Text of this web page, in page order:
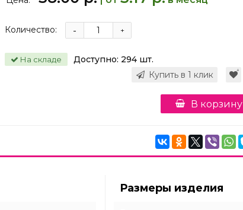
Количество: +
-
На складе Доступно: 294 шт.
Купить в 1 клик
В корзину
Размеры изделия